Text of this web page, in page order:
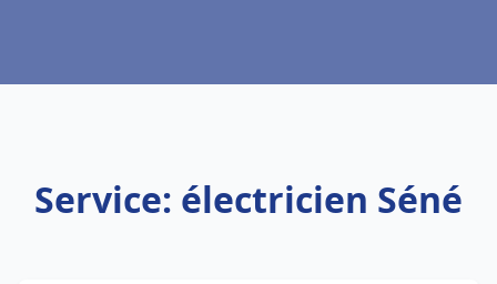
Service: électricien Séné